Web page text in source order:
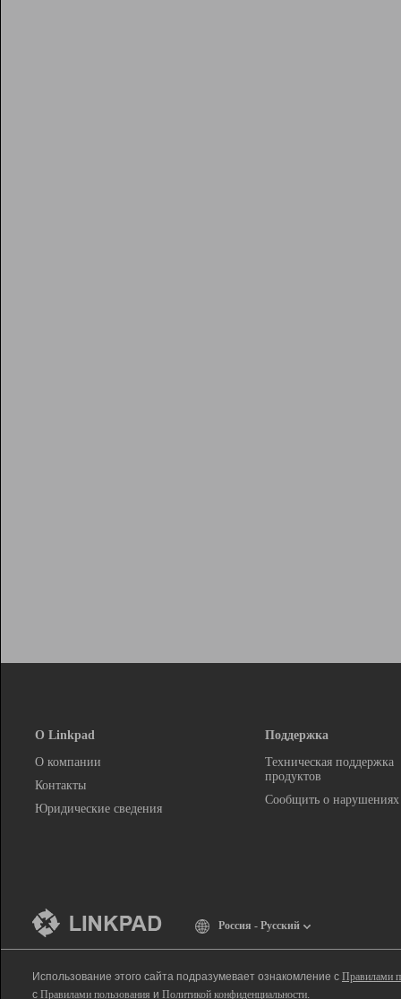
О Linkpad
О компании
Контакты
Юридические сведения
Поддержка
Техническая поддержка
продуктов
Сообщить о нарушениях
Россия - Русский
Использование этого сайта подразумевает ознакомление с Правилами
с Правилами пользования и Политикой конфиденциальности.